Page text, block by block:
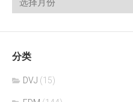
分类
DVJ (15)